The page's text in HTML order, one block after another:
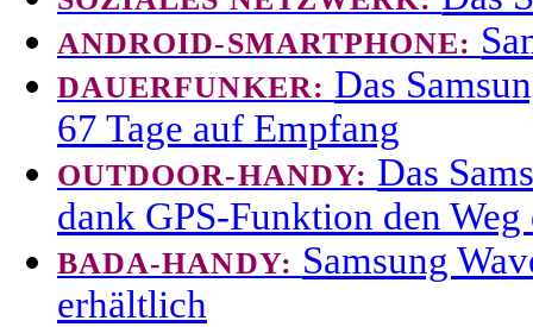
ANDROID-SMARTPHONE:
DAUERFUNKER: Das
67 Tage auf Empfang
OUTDOOR-HANDY: Das
dank GPS-Funktion den
BADA-HANDY: Samsung
erhältlich